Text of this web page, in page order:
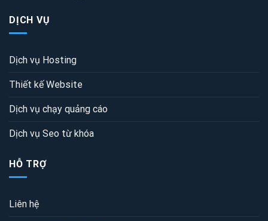
DỊCH VỤ
Dịch vụ Hosting
Thiết kế Website
Dịch vụ chạy quảng cáo
Dịch vụ Seo từ khóa
HỖ TRỢ
Liên hệ